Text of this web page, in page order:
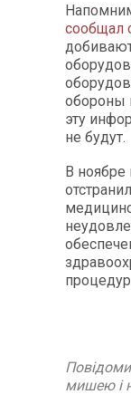
сообщал
обороны
эту
не будут.
В ноябре
мишею і